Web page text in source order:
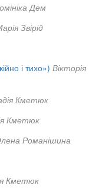
Дем
Звірід
і тихо») Вікторія
Кметюк
Кметюк
Романішина
Кметюк